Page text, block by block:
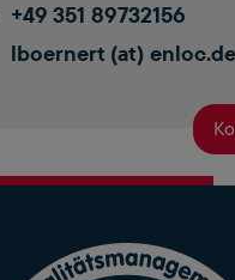
+49 351 89732156
lboernert (at) enloc.de